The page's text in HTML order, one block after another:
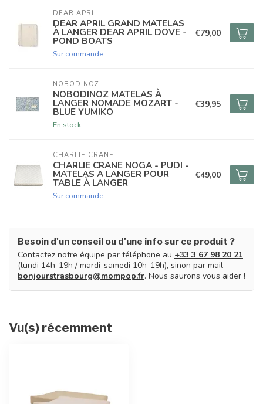
DEAR APRIL
DEAR APRIL GRAND MATELAS
À LANGER DEAR APRIL DOVE -
POND BOATS
Sur commande
€79,00
NOBODINOZ
NOBODINOZ MATELAS À
LANGER NOMADE MOZART -
BLUE YUMIKO
En stock
€39,95
CHARLIE CRANE
CHARLIE CRANE NOGA - PUDI -
MATELAS A LANGER POUR
TABLE À LANGER
Sur commande
€49,00
Besoin d'un conseil ou d'une info sur ce produit ?
Contactez notre équipe par téléphone au +33 3 67 98 20 21
(lundi 14h-19h / mardi-samedi 10h-19h), sinon par mail
bonjourstrasbourg@mompop.fr. Nous saurons vous aider !
Vu(s) récemment